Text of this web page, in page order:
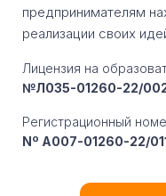
предпринимателям
реализации своих
Лицензия на
№Л035-01260-22/
Регистрационный
Nº A007-01260-22/